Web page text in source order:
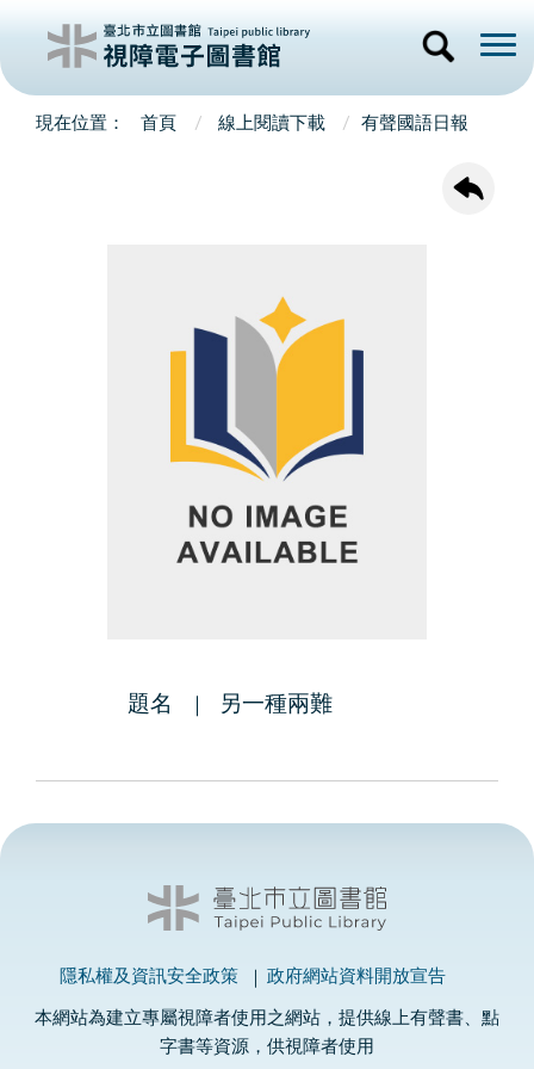
首頁 線上閱讀下載 有聲國語日報
題名 另一種兩難
隱私權及資訊安全政策 政府網站資料開放宣告
本網站為建立專屬視障者使用之網站，提供線上有聲書、點
字書等資源，供視障者使用